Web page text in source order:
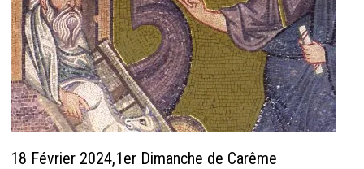
18 Février 2024,1er Dimanche de Carême